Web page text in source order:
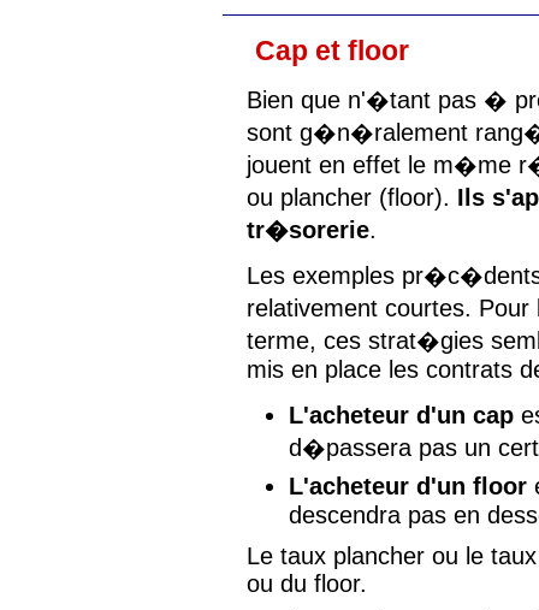
Cap et floor
Bien que n'�tant pas �
sont g�n�ralement
jouent en effet le m�me
ou plancher (floor). Ils
tr�sorerie.
Les exemples
relativement courtes.
terme, ces strat�gies
mis en place les contrats
L'acheteur d'un cap
d�passera pas un
L'acheteur d'un floor
descendra pas en
Le taux plancher ou le
ou du floor.